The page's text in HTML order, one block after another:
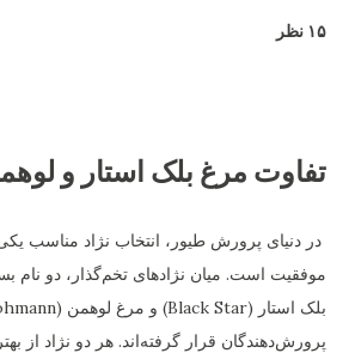
۱۵ نظر
تفاوت مرغ بلک استار و
در دنیای پرورش طیور، انتخاب نژاد مناسب
موفقیت است. میان نژادهای تخم‌گذار، دو نام
پرورش‌دهندگان قرار گرفته‌اند. هر دو نژاد از